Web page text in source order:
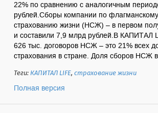
22% по сравнению с аналогичным
рублей.Сборы компании по
страхованию жизни (НСЖ) – в первом
и составили 7,9 млрд рублей.В КАПИТАЛ
626 тыс. договоров НСЖ – это 21% всех
страхования в стране. Доля сборов НСЖ
Теги:КАПИТАЛ LIFE,страхование жизни
Полная версия